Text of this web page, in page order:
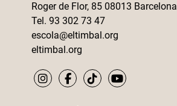
Roger de Flor, 85 08013 Barcelona
Tel. 93 302 73 47
escola@eltimbal.org
eltimbal.org